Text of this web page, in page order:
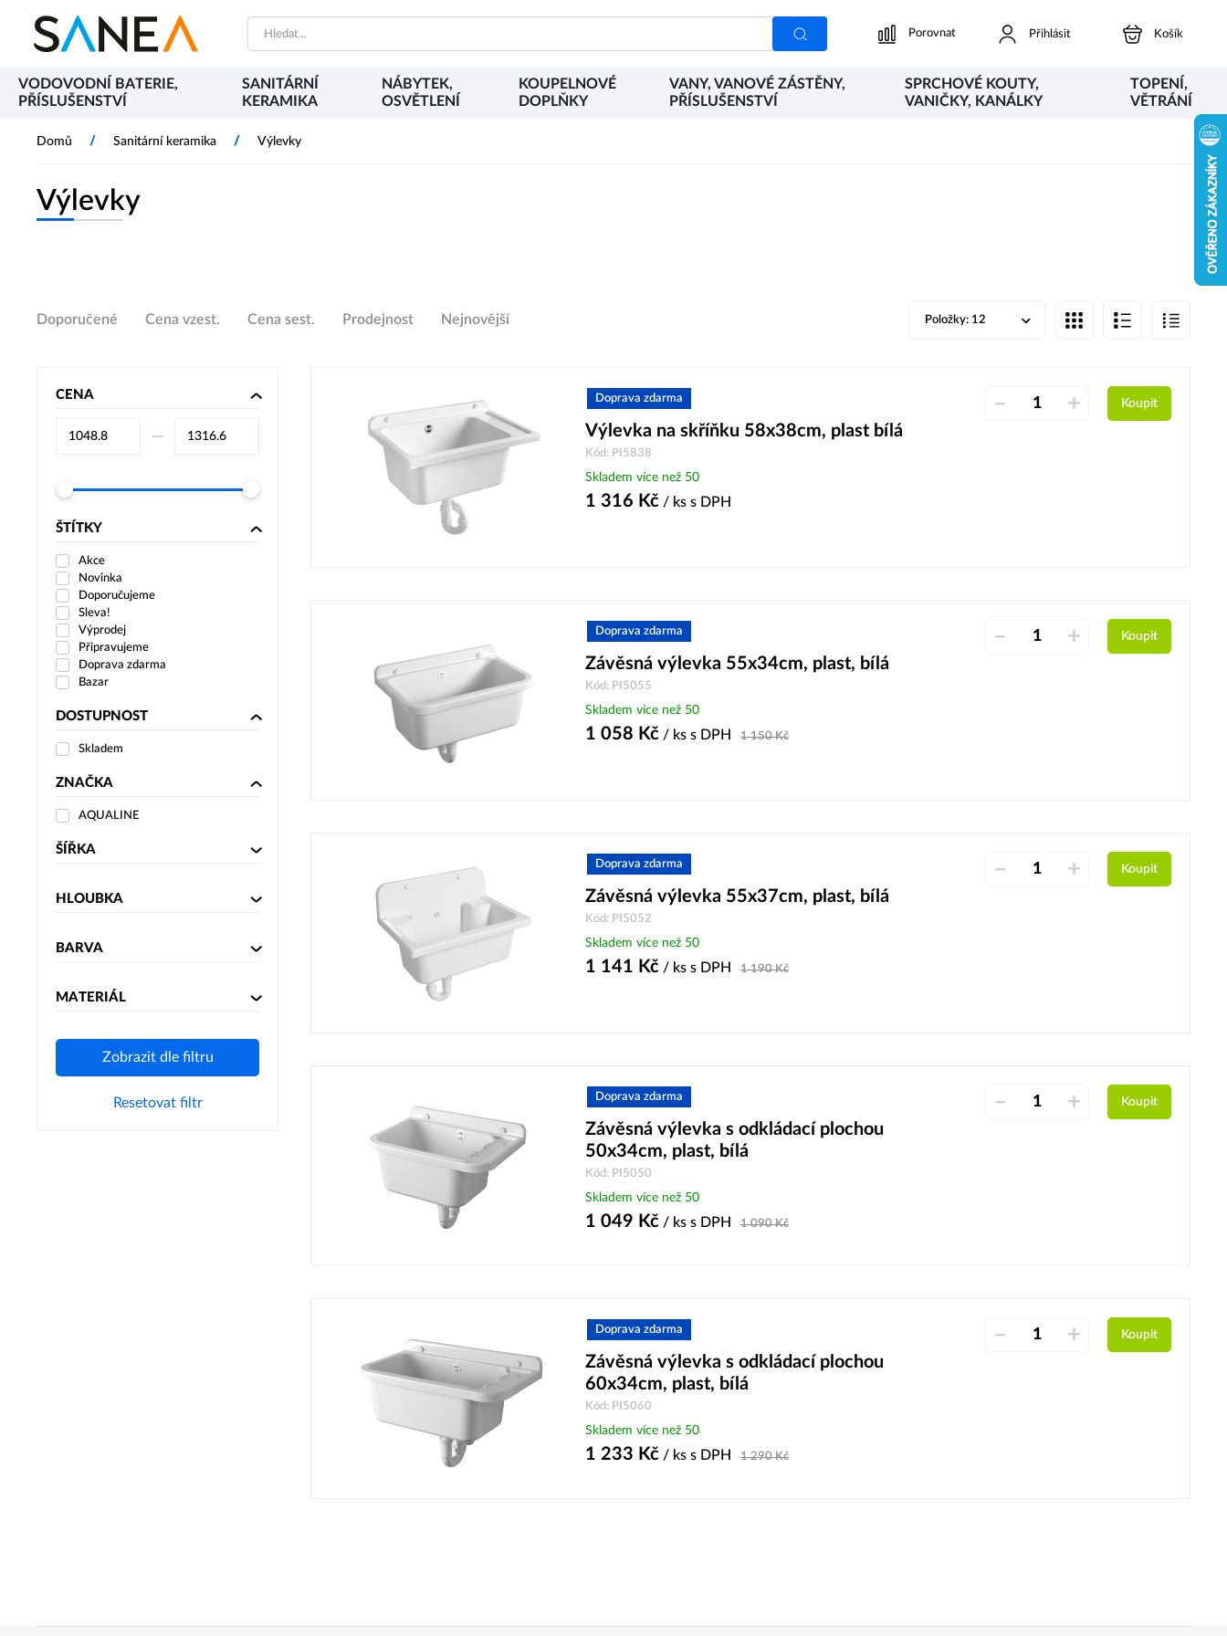
Porovnat Přihlásit Košík
VODOVODNÍ BATERIE,
PŘÍSLUŠENSTVÍ
SANITÁRNÍ
KERAMIKA
NÁBYTEK,
OSVĚTLENÍ
KOUPELNOVÉ
DOPLŇKY
VANY, VANOVÉ ZÁSTĚNY,
PŘÍSLUŠENSTVÍ
SPRCHOVÉ KOUTY,
VANIČKY, KANÁLKY
TOPENÍ,
VĚTRÁNÍ
Domů / Sanitární keramika / Výlevky
Výlevky
Doporučené Cena vzest. Cena sest. Prodejnost Nejnovější Položky: 12
CENA
–⁠
ŠTÍTKY
Akce
Novinka
Doporučujeme
Sleva!
Výprodej
Připravujeme
Doprava zdarma
Bazar
DOSTUPNOST
Skladem
ZNAČKA
AQUALINE
ŠÍŘKA
HLOUBKA
BARVA
MATERIÁL
Zobrazit dle filtru
Resetovat filtr
Doprava zdarma
Výlevka na skříňku 58x38cm, plast bílá
Kód: PI5838
Skladem více než 50
1 316 Kč / ks s DPH
– + Koupit
Doprava zdarma
Závěsná výlevka 55x34cm, plast, bílá
Kód: PI5055
Skladem více než 50
1 058 Kč / ks s DPH 1 150Kč
– + Koupit
Doprava zdarma
Závěsná výlevka 55x37cm, plast, bílá
Kód: PI5052
Skladem více než 50
1 141 Kč / ks s DPH 1 190Kč
– + Koupit
Doprava zdarma
Závěsná výlevka s odkládací plochou
50x34cm, plast, bílá
Kód: PI5050
Skladem více než 50
1 049 Kč / ks s DPH 1 090Kč
– + Koupit
Doprava zdarma
Závěsná výlevka s odkládací plochou
60x34cm, plast, bílá
Kód: PI5060
Skladem více než 50
1 233 Kč / ks s DPH 1 290Kč
– + Koupit